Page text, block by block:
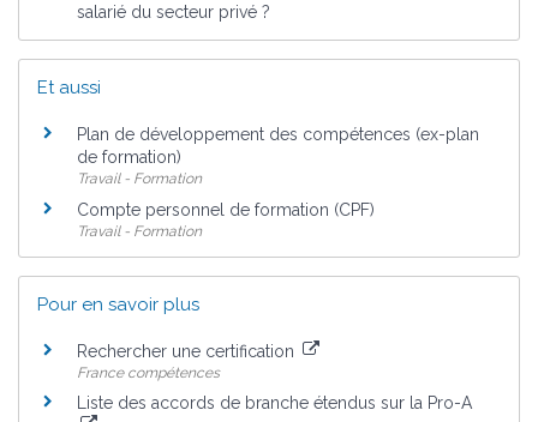
salarié du secteur privé ?
Et aussi
Plan de développement des compétences (ex-plan
de formation)
Travail - Formation
Compte personnel de formation (CPF)
Travail - Formation
Pour en savoir plus
Rechercher une certification
France compétences
Liste des accords de branche étendus sur la Pro-A